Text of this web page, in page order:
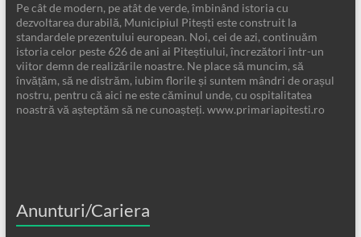
Pe cât de modern, pe atât de verde, îmbinând istoria cu
dezvoltarea durabilă, Municipiul Pitești este construit la
standardele prezentului european. Noi, cei de azi, continuăm
istoria celor peste 626 de ani ai Piteștiului, încrezători într-un
viitor demn de realizările noastre. Ne place să muncim, să
învățăm, să ne distrăm, iubim florile și suntem mândri de orașul
nostru, pentru că aici ne este căminul unde, cu ospitalitatea
noastră vă așteptăm să ne cunoașteți. www.primariapitesti.ro
Anunturi/Cariera